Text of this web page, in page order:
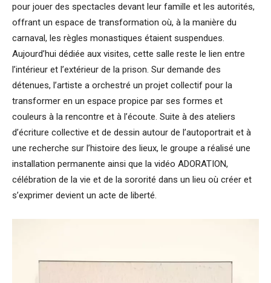
pour jouer des spectacles devant leur famille et les autorités,
offrant un espace de transformation où, à la manière du
carnaval, les règles monastiques étaient suspendues.
Aujourd’hui dédiée aux visites, cette salle reste le lien entre
l’intérieur et l’extérieur de la prison. Sur demande des
détenues, l’artiste a orchestré un projet collectif pour la
transformer en un espace propice par ses formes et
couleurs à la rencontre et à l’écoute. Suite à des ateliers
d’écriture collective et de dessin autour de l’autoportrait et à
une recherche sur l’histoire des lieux, le groupe a réalisé une
installation permanente ainsi que la vidéo ADORATION,
célébration de la vie et de la sororité dans un lieu où créer et
s’exprimer devient un acte de liberté.